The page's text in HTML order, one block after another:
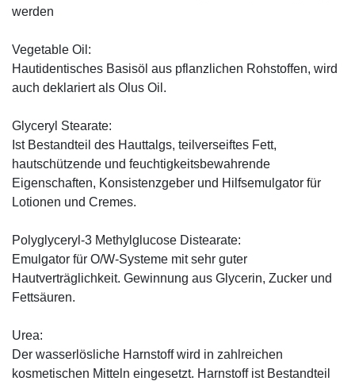
werden
Vegetable Oil:
Hautidentisches Basisöl aus pflanzlichen Rohstoffen, wird
auch deklariert als Olus Oil.
Glyceryl Stearate:
Ist Bestandteil des Hauttalgs, teilverseiftes Fett,
hautschützende und feuchtigkeitsbewahrende
Eigenschaften, Konsistenzgeber und Hilfsemulgator für
Lotionen und Cremes.
Polyglyceryl-3 Methylglucose Distearate:
Emulgator für O/W-Systeme mit sehr guter
Hautverträglichkeit. Gewinnung aus Glycerin, Zucker und
Fettsäuren.
Urea:
Der wasserlösliche Harnstoff wird in zahlreichen
kosmetischen Mitteln eingesetzt. Harnstoff ist Bestandteil